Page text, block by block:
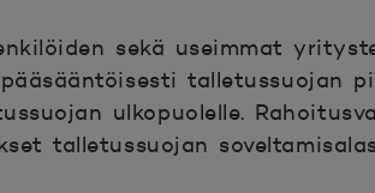
sekä useimmat
talletussuojan
ulkopuolelle.
talletussuojan